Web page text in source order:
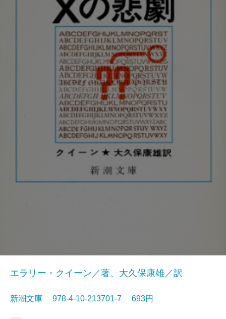
エラリー・クイーン／著、大久保康雄／訳
新潮文庫 978-4-10-213701-7 693円